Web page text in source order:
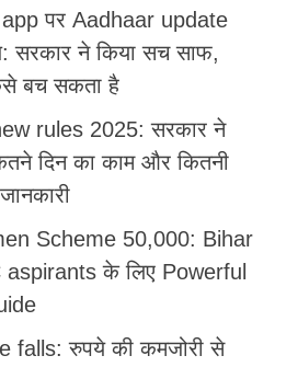
पर Aadhaar update
सरकार ने किया सच साफ,
बच सकता है
rules 2025: सरकार ने
दिन का काम और कितनी
Scheme 50,000: Bihar
aspirants के लिए Powerful
falls: रुपये की कमजोरी से